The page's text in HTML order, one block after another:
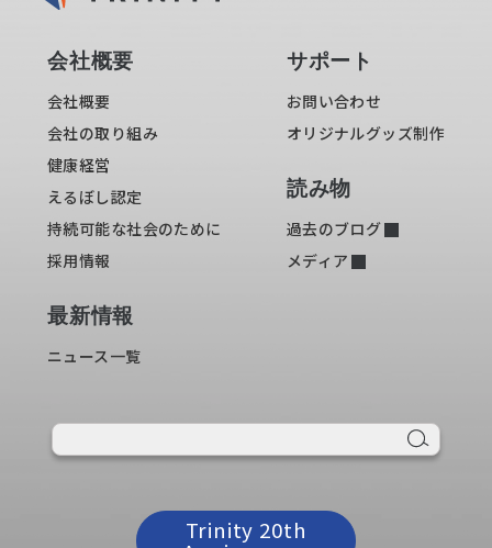
会社概要
会社概要
会社の取り組み
健康経営
えるぼし認定
持続可能な社会のために
採用情報
最新情報
ニュース一覧
サポート
お問い合わせ
オリジナルグッズ制作
読み物
過去のブログ
メディア
Trinity 20th